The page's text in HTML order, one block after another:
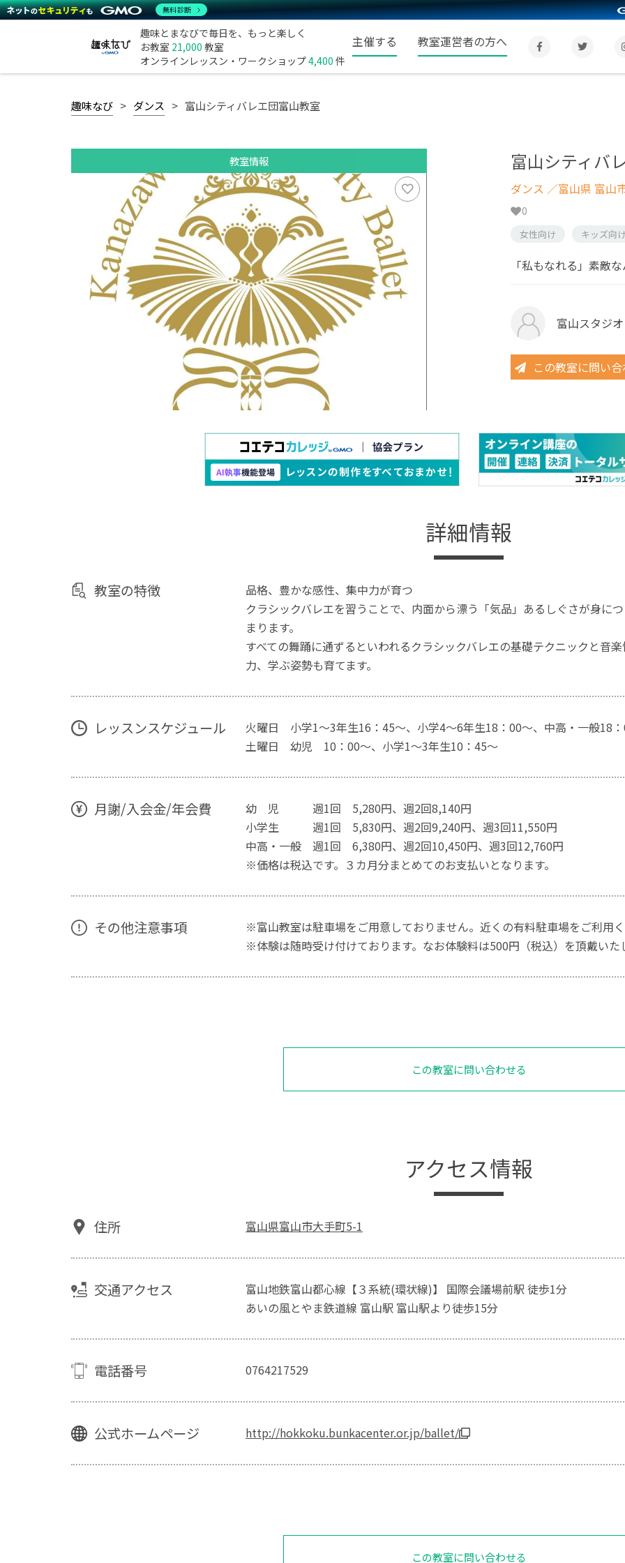
趣味とまなびで毎日を、もっと楽しく
お教室 21,000 教室
オンラインレッスン・ワークショップ4,400 件
主催する 教室運営者の方へ
趣味なび ダンス 富山シティバレエ団富山教室
教室情報 富山シティバ
ダンス ／富山県 富山
0
女性向け キッズ向
「私もなれる」素敵
富山スタジオ
この教室に問い
詳細情報
教室の特徴
品格、豊かな感性、集中力が育つ
クラシックバレエを習うことで、内面から漂う「気品」あるしぐさが身に
まります。
すべての舞踊に通ずるといわれるクラシックバレエの基礎テクニックと音
力、学ぶ姿勢も育てます。
レッスンスケジュール
火曜日 小学1～3年生16：45～、小学4～6年生18：00～、中高・一般18
土曜日 幼児 10：00～、小学1～3年生10：45～
月謝/入会金/年会費
幼 児 週1回 5,280円、週2回8,140円
小学生 週1回 5,830円、週2回9,240円、週3回11,550円
中高・一般 週1回 6,380円、週2回10,450円、週3回12,760円
※価格は税込です。３カ月分まとめてのお支払いとなります。
その他注意事項
※富山教室は駐車場をご用意しておりません。近くの有料駐車場をご利用
※体験は随時受け付けております。なお体験料は500円（税込）を頂戴いた
この教室に問い合わせる
アクセス情報
住所 富山県富山市大手町5-1
交通アクセス
富山地鉄富山都心線【３系統(環状線)】 国際会議場前駅 徒歩1分
あいの風とやま鉄道線 富山駅 富山駅より徒歩15分
電話番号 0764217529
公式ホームページ http://hokkoku.bunkacenter.or.jp/ballet/
この教室に問い合わせる
無料診断